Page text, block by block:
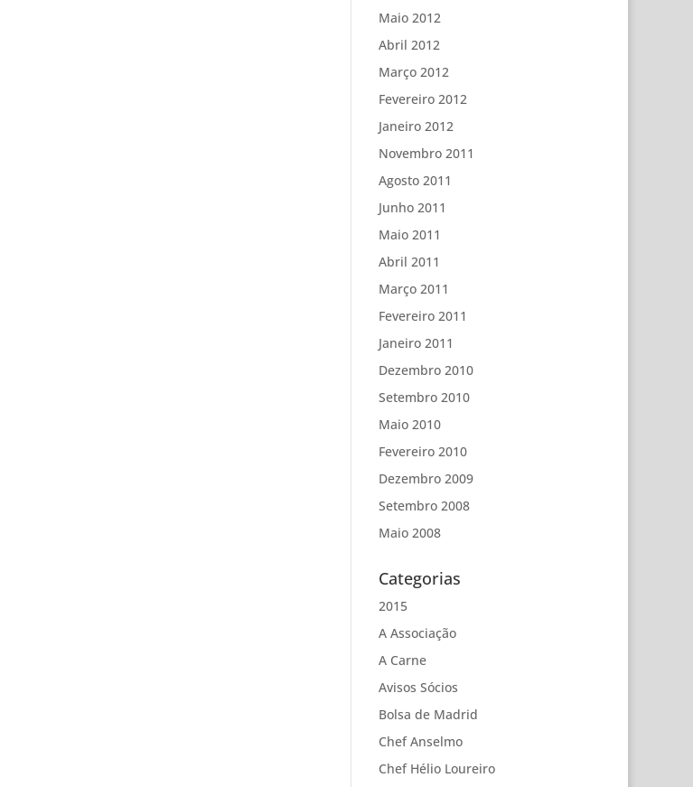
Maio 2012
Abril 2012
Março 2012
Fevereiro 2012
Janeiro 2012
Novembro 2011
Agosto 2011
Junho 2011
Maio 2011
Abril 2011
Março 2011
Fevereiro 2011
Janeiro 2011
Dezembro 2010
Setembro 2010
Maio 2010
Fevereiro 2010
Dezembro 2009
Setembro 2008
Maio 2008
Categorias
2015
A Associação
A Carne
Avisos Sócios
Bolsa de Madrid
Chef Anselmo
Chef Hélio Loureiro